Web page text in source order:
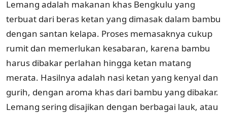
Lemang adalah makanan khas Bengkulu yang
terbuat dari beras ketan yang dimasak dalam bambu
dengan santan kelapa. Proses memasaknya cukup
rumit dan memerlukan kesabaran, karena bambu
harus dibakar perlahan hingga ketan matang
merata. Hasilnya adalah nasi ketan yang kenyal dan
gurih, dengan aroma khas dari bambu yang dibakar.
Lemang sering disajikan dengan berbagai lauk, atau